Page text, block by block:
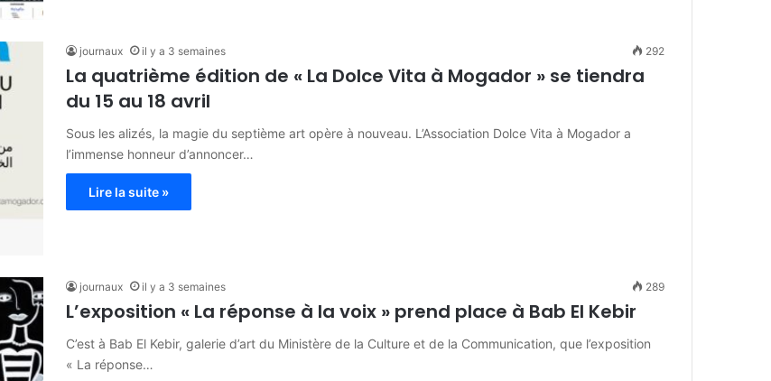
journaux il y a 3 semaines 292
La quatrième édition de « La Dolce Vita à Mogador » se tiendra
du 15 au 18 avril
Sous les alizés, la magie du septième art opère à nouveau. L’Association Dolce Vita à Mogador a
l’immense honneur d’annoncer…
Lire la suite »
journaux il y a 3 semaines 289
L’exposition « La réponse à la voix » prend place à Bab El Kebir
C’est à Bab El Kebir, galerie d’art du Ministère de la Culture et de la Communication, que l’exposition
« La réponse…